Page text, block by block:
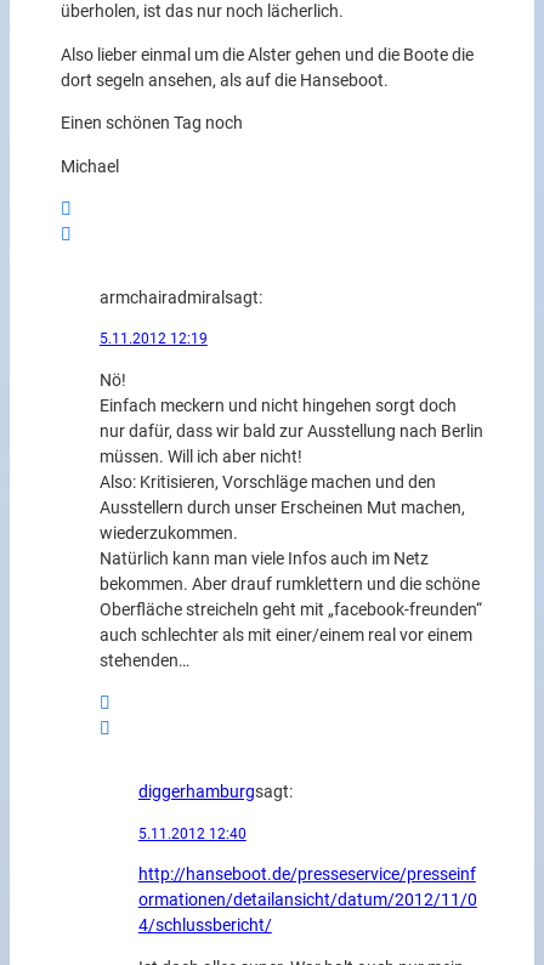
überholen, ist das nur noch lächerlich.
Also lieber einmal um die Alster gehen und die Boote die
dort segeln ansehen, als auf die Hanseboot.
Einen schönen Tag noch
Michael
armchairadmiral sagt:
5.11.2012 12:19
Nö!
Einfach meckern und nicht hingehen sorgt doch
nur dafür, dass wir bald zur Ausstellung nach Berlin
müssen. Will ich aber nicht!
Also: Kritisieren, Vorschläge machen und den
Ausstellern durch unser Erscheinen Mut machen,
wiederzukommen.
Natürlich kann man viele Infos auch im Netz
bekommen. Aber drauf rumklettern und die schöne
Oberfläche streicheln geht mit „facebook-freunden“
auch schlechter als mit einer/einem real vor einem
stehenden…
diggerhamburgsagt:
5.11.2012 12:40
http://hanseboot.de/presseservice/presseinf
ormationen/detailansicht/datum/2012/11/0
4/schlussbericht/